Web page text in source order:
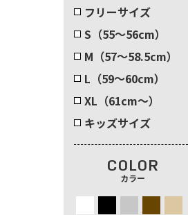
フリーサイズ
S（55～56cm）
M（57～58.5cm）
L（59～60cm）
XL（61cm～）
キッズサイズ
COLOR
カラー